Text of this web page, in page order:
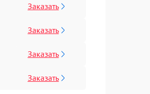
Заказать
Заказать
Заказать
Заказать